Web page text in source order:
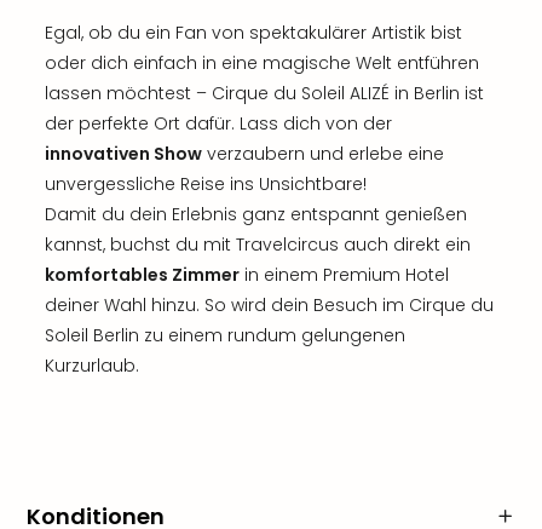
Egal, ob du ein Fan von spektakulärer Artistik bist
oder dich einfach in eine magische Welt entführen
lassen möchtest – Cirque du Soleil ALIZÉ in Berlin ist
der perfekte Ort dafür. Lass dich von der
innovativen Show verzaubern und erlebe eine
unvergessliche Reise ins Unsichtbare!
Damit du dein Erlebnis ganz entspannt genießen
kannst, buchst du mit Travelcircus auch direkt ein
komfortables Zimmer in einem Premium Hotel
deiner Wahl hinzu. So wird dein Besuch im Cirque du
Soleil Berlin zu einem rundum gelungenen
Kurzurlaub.
Konditionen